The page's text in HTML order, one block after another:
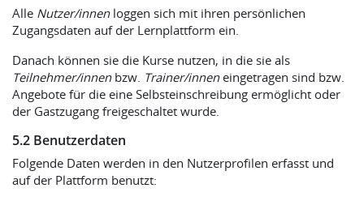
Alle Nutzer/innenloggen sich mit ihren persönlichen
Zugangsdaten auf der Lernplattform ein.
Danach können sie die Kurse nutzen, in die sie als
Teilnehmer/innenbzw. Trainer/inneneingetragen sind bzw.
Angebote für die eine Selbsteinschreibung ermöglicht oder
der Gastzugang freigeschaltet wurde.
5.2 Benutzerdaten
Folgende Daten werden in den Nutzerprofilen erfasst und
auf der Plattform benutzt: